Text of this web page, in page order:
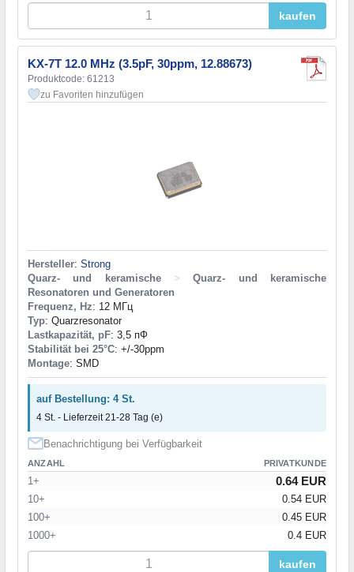
kaufen
KX-7T 12.0 MHz (3.5pF, 30ppm, 12.88673)
Produktcode: 61213
zu Favoriten hinzufügen
Hersteller: Strong
Quarz- und keramische
>
Quarz- und keramische
Resonatoren und Generatoren
Frequenz, Hz: 12 МГц
Typ: Quarzresonator
Lastkapazität, pF: 3,5 пФ
Stabilität bei 25°C: +/-30ppm
Montage: SMD
auf Bestellung: 4 St.
4 St. - Lieferzeit 21-28 Tag (e)
Benachrichtigung bei Verfügbarkeit
ANZAHL PRIVATKUNDE
1+ 0.64 EUR
10+
0.54 EUR
100+
0.45 EUR
1000+
0.4 EUR
kaufen